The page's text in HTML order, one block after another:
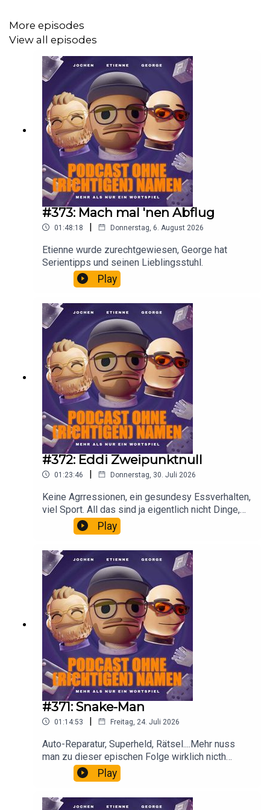
Unterstützt unsgern bei
https://www.podcastohnerichtigennamen.de
Folgt uns auf Twitter:https://x.com/podcastohnename
Unser True Crime Podcast
https://steadyhq.com/de/vorn/
oder hier:
https://shows.acast.com/vorn-verbrechen-ohne-
richtigen-namen
More episodes
View all episodes
#373: Mach mal 'nen Abflug
01:48:18 | Donnerstag, 6. August 2026
Etienne wurde zurechtgewiesen, George hat
Serientipps und seinen Lieblingsstuhl.
Play
#372: Eddi Zweipunktnull
01:23:46 | Donnerstag, 30. Juli 2026
Keine Agrressionen, ein gesundesy Essverhalten,
viel Sport. All das sind ja eigentlich nicht Dinge,
die einen Etienne Gardé beschreiben. Damals!
Denn heute ist aus Etienne ein Eddi 2.0 geworden.
Play
#371: Snake-Man
01:14:53 | Freitag, 24. Juli 2026
Auto-Reparatur, Superheld, Rätsel....Mehr nuss
man zu dieser epischen Folge wirklich nicth
Play